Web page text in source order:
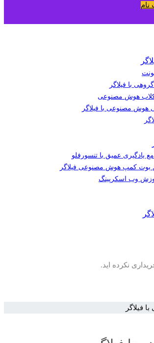
نام
با فیلاگر
کلاب هوش مصنوعی
هوش مصنوعی با فیلاگر
یادگیری عمیق با تنسورفلو
بوت کمپ هوش مصنوعی فیلاگر
وب اسکرپینگ
نکرده اید.
فیلاگر